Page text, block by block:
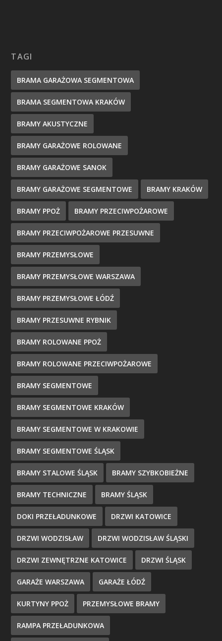
TAGI
BRAMA GARAŻOWA SEGMENTOWA
BRAMA SEGMENTOWA KRAKÓW
BRAMY AKUSTYCZNE
BRAMY GARAŻOWE ROLOWANE
BRAMY GARAŻOWE SANOK
BRAMY GARAŻOWE SEGMENTOWE BRAMY KRAKÓW
BRAMY PPOŻ BRAMY PRZECIWPOŻAROWE
BRAMY PRZECIWPOŻAROWE PRZESUWNE
BRAMY PRZEMYSŁOWE
BRAMY PRZEMYSŁOWE WARSZAWA
BRAMY PRZEMYSŁOWE ŁÓDŹ
BRAMY PRZESUWNE RYBNIK
BRAMY ROLOWANE PPOŻ
BRAMY ROLOWANE PRZECIWPOŻAROWE
BRAMY SEGMENTOWE
BRAMY SEGMENTOWE KRAKÓW
BRAMY SEGMENTOWE W KRAKOWIE
BRAMY SEGMENTOWE ŚLĄSK
BRAMY STALOWE ŚLĄSK BRAMY SZYBKOBIEŻNE
BRAMY TECHNICZNE BRAMY ŚLĄSK
DOKI PRZEŁADUNKOWE DRZWI KATOWICE
DRZWI WODZISŁAW DRZWI WODZISŁAW ŚLĄSKI
DRZWI ZEWNĘTRZNE KATOWICE DRZWI ŚLĄSK
GARAŻE WARSZAWA GARAŻE ŁÓDŹ
KURTYNY PPOŻ PRZEMYSŁOWE BRAMY
RAMPA PRZEŁADUNKOWA